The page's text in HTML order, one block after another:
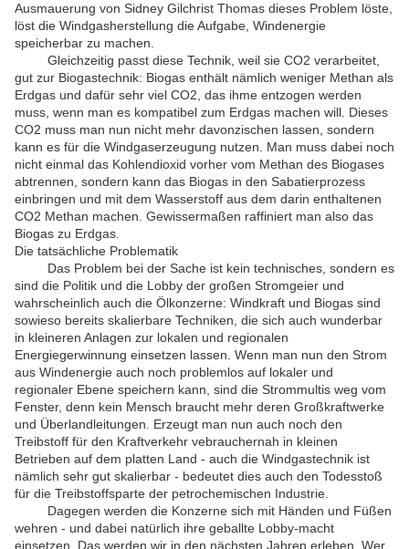
Ausmauerung von Sidney Gilchrist Thomas dieses Problem löste,
löst die Windgasherstellung die Aufgabe, Windenergie
speicherbar zu machen.
Gleichzeitig passt diese Technik, weil sie CO2 verarbeitet,
gut zur Biogastechnik: Biogas enthält nämlich weniger Methan als
Erdgas und dafür sehr viel CO2, das ihme entzogen werden
muss, wenn man es kompatibel zum Erdgas machen will. Dieses
CO2 muss man nun nicht mehr davonzischen lassen, sondern
kann es für die Windgaserzeugung nutzen. Man muss dabei noch
nicht einmal das Kohlendioxid vorher vom Methan des Biogases
abtrennen, sondern kann das Biogas in den Sabatierprozess
einbringen und mit dem Wasserstoff aus dem darin enthaltenen
CO2 Methan machen. Gewissermaßen raffiniert man also das
Biogas zu Erdgas.
Die tatsächliche Problematik
Das Problem bei der Sache ist kein technisches, sondern es
sind die Politik und die Lobby der großen Stromgeier und
wahrscheinlich auch die Ölkonzerne: Windkraft und Biogas sind
sowieso bereits skalierbare Techniken, die sich auch wunderbar
in kleineren Anlagen zur lokalen und regionalen
Energiegerwinnung einsetzen lassen. Wenn man nun den Strom
aus Windenergie auch noch problemlos auf lokaler und
regionaler Ebene speichern kann, sind die Strommultis weg vom
Fenster, denn kein Mensch braucht mehr deren Großkraftwerke
und Überlandleitungen. Erzeugt man nun auch noch den
Treibstoff für den Kraftverkehr vebrauchernah in kleinen
Betrieben auf dem platten Land - auch die Windgastechnik ist
nämlich sehr gut skalierbar - bedeutet dies auch den Todesstoß
für die Treibstoffsparte der petrochemischen Industrie.
Dagegen werden die Konzerne sich mit Händen und Füßen
wehren - und dabei natürlich ihre geballte Lobby-macht
einsetzen. Das werden wir in den nächsten Jahren erleben. Wer